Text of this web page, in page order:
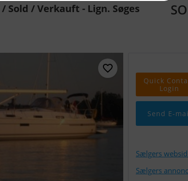
Sold / Verkauft - Lign. Søges
Quick
Login
Send E-
Sælgers
Sælgers